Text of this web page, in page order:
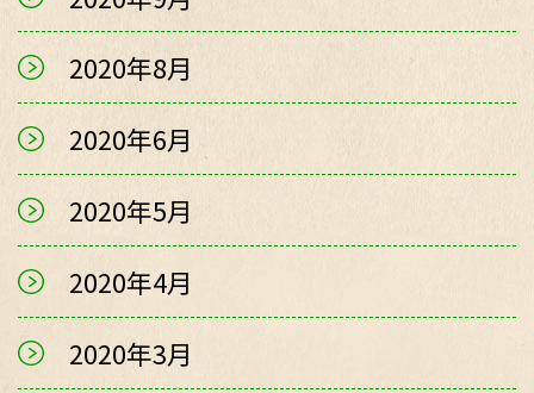
2020年8月
2020年6月
2020年5月
2020年4月
2020年3月